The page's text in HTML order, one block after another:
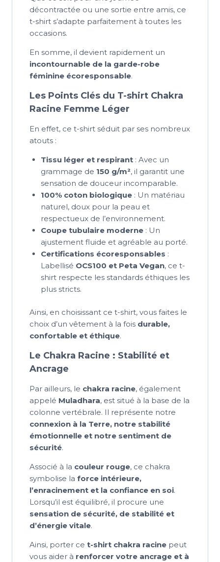
décontractée ou une sortie entre amis, ce
t-shirt s’adapte parfaitement à toutes les
occasions.
En somme, il devient rapidement un
incontournable de la garde-robe
féminine écoresponsable.
Les Points Clés du T-shirt Chakra
Racine Femme Léger
En effet, ce t-shirt séduit par ses nombreux
atouts :
Tissu léger et respirant: Avec un
grammage de 150 g/m², il garantit une
sensation de douceur incomparable.
100% coton biologique: Un matériau
naturel, doux pour la peau et
respectueux de l’environnement.
Coupe tubulaire moderne: Un
ajustement fluide et agréable au porté.
Certifications écoresponsables :
Labellisé OCS100 et Peta Vegan, ce t-
shirt respecte les standards éthiques les
plus stricts.
Ainsi, en choisissant ce t-shirt, vous faites le
choix d’un vêtement à la fois durable,
confortable et éthique.
Le Chakra Racine : Stabilité et
Ancrage
Par ailleurs, le chakra racine, également
appelé Muladhara, est situé à la base de la
colonne vertébrale. Il représente notre
connexion à la Terre, notre stabilité
émotionnelle et notre sentiment de
sécurité.
Associé à la couleur rouge, ce chakra
symbolise la force intérieure,
l’enracinement et la confiance en soi.
Lorsqu’il est équilibré, il procure une
sensation de sécurité, de stabilité et
d’énergie vitale.
Ainsi, porter ce t-shirt chakra racine peut
vous aider à renforcer votre ancrage et à